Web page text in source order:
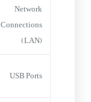
Network
Connections
(LAN)
USB Ports